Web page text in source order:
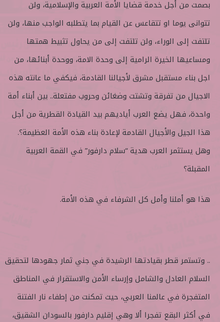
بصمت من أجل خدمة قضايا الأمة العربية والإسلامية، ولن
تتوانى يوما او تتقاعس عن القيام بما يتطلبه الواجب منها، ولن
تلتفت إلى الوراء، ولن تلتفت إلى من يحاول تثبيط همتها
ومساعيها الخيرة الرامية إلى وحدة الامة، ووحدة أبنائها، من
اجل بناء مستقبل مشرق لأجيالنا القادمة، فيكفي ما عانته هذه
الاجيال من تفرقة وتشتت وضغائن وحروب مفتعلة.. بين أبناء أمة
واحدة، فهل يضع العرب أياديهم بيد القيادة القطرية من أجل
هذا الجيل والأجيال القادمة لإعادة بناء هذه الأمة العظيمة؟.
وهل يستثمر العرب هدية “سلام دارفور” في القمة العربية
المقبلة؟
هذا هو أملنا وأمل كل الشرفاء في هذه الأمة.
.. وتستمر قطر بقيادتها الرشيدة في جني ثمار جهودها لتحقيق
السلام العادل والشامل وإرساء الأمن والاستقرار في المناطق
المتفجرة في عالمنا العربي، حيث تمكنت من إطفاء نار الفتنة
في أكثر البقع تفجرا ألا وهي إقليم دارفور بالسودان الشقيق،